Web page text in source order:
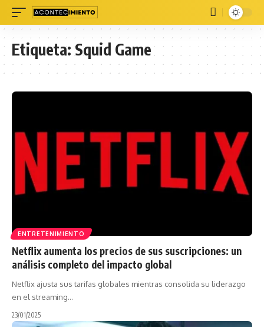
Etiqueta:Squid Game
ENTRETENIMIENTO
Netflix aumenta los precios de sus suscripciones: un
análisis completo del impacto global
Netflix ajusta sus tarifas globales mientras consolida su liderazgo
en el streaming…
23/01/2025